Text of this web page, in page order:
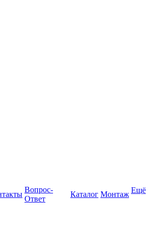
Вопрос-
Ответ
Каталог Монтаж Ещё